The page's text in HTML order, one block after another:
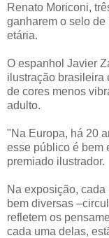
Renato Moriconi,
ganharem o selo
etária.
O espanhol Javier
ilustração brasileira
de cores menos
adulto.
"Na Europa, há 20
esse público é bem
premiado ilustrador.
Na exposição,
bem diversas
refletem os
cada uma delas,